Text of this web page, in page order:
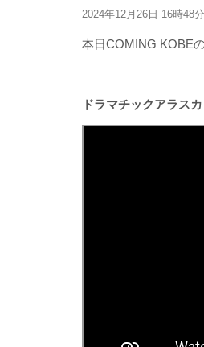
2024年12月26日 16時48分
本日COMING KOBE
ドラマチックアラスカ